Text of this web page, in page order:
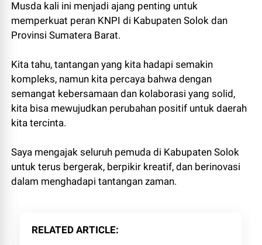
Musda kali ini menjadi ajang penting untuk
memperkuat peran KNPI di Kabupaten Solok dan
Provinsi Sumatera Barat.
Kita tahu, tantangan yang kita hadapi semakin
kompleks, namun kita percaya bahwa dengan
semangat kebersamaan dan kolaborasi yang solid,
kita bisa mewujudkan perubahan positif untuk daerah
kita tercinta.
Saya mengajak seluruh pemuda di Kabupaten Solok
untuk terus bergerak, berpikir kreatif, dan berinovasi
dalam menghadapi tantangan zaman.
RELATED ARTICLE